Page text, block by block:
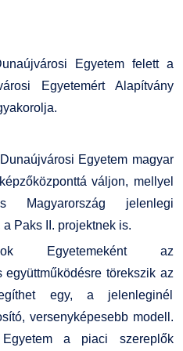
Egyetem felett a
Egyetemért Alapítvány
Egyetem magyar
váljon, mellyel
Magyarország jelenlegi
Paks II. projektnek is.
Egyetemeként az
törekszik az
egy, a jelenleginél
versenyképesebb modell.
a piaci szereplők